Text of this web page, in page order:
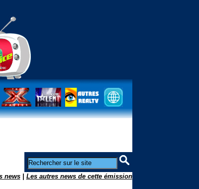
news| Les autres news de cette émission